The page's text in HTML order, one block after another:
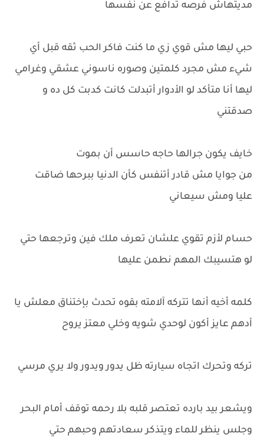
مديتهاش فرصه تدافع عن نفسها
حبي ليها مش قوي زي ما كنت فاكر الحب ثقه قبل أي
شيء مش مجرد كلمتين وصوره ناسوني عشقي وغرامي
ليها أنا متأكد لو الأدوار أتبدلت كانت كدبت كل ده و
صدقتني
خايف يكون جرالها حاجه حاسس أن بموت
من جوايا مش قادر أتنفس كأن الدنيا ببرحها ضاقت
عليا ومش سيعاني
حسام لأزم تقوي علشان تعرف ملك فين وترجعها حتي
لو هتسيبك المهم نطمن عليها
كلمه أخيه أنها تتركه آلامته بقوه تحدث بإختناق معلش يا
أدهم عايز أكون لوحدي شويه وخلي معتز يروح
تركه وتحرك اتجاه سيارته ظل يدور ويدور ولا يري مرسي
ويشعر بيد بارده تعتصر قلبه بلا رحمه توقف أمام البحر
وجلس ينظر للماء ويتذكر سعادتهم وحبهم حتي